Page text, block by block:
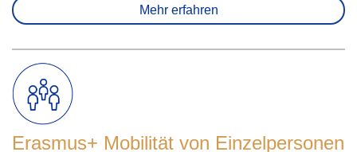
Mehr erfahren
Erasmus+ Mobilität von Einzelpersonen